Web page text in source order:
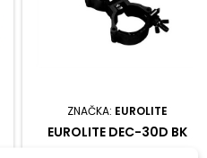
ZNAČKA: EUROLITE
EUROLITE DEC-30D BK